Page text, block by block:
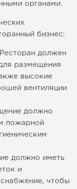
органами.
бизнес:
должен
размещения
высокие
вентиляции
должно
пожарной
должно иметь
и
чтобы